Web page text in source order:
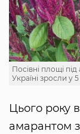
Посівні площі
Україні зросли у 5
Цього року
амарантом